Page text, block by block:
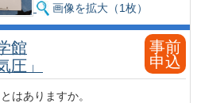
画像を拡大（1枚）
事前
申込
館
」
はありますか。